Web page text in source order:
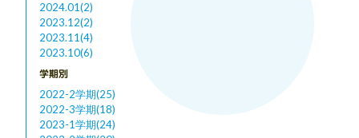
2024.01(2)
2023.12(2)
2023.11(4)
2023.10(6)
学期別
2022-2学期(25)
2022-3学期(18)
2023-1学期(24)